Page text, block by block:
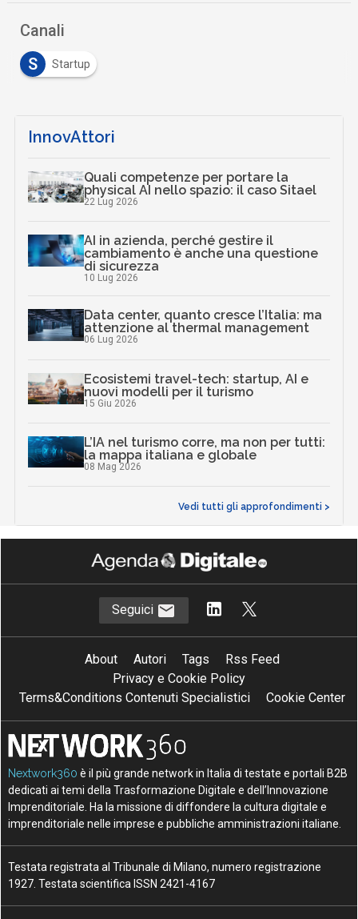
Canali
S
Startup
InnovAttori
Quali competenze per portare la
physical AI nello spazio: il caso Sitael
22 Lug 2026
AI in azienda, perché gestire il
cambiamento è anche una questione
di sicurezza
10 Lug 2026
Data center, quanto cresce l’Italia: ma
attenzione al thermal management
06 Lug 2026
Ecosistemi travel-tech: startup, AI e
nuovi modelli per il turismo
15 Giu 2026
L’IA nel turismo corre, ma non per tutti:
la mappa italiana e globale
08 Mag 2026
Vedi tutti gli approfondimenti >
Seguici
About Autori Tags
Rss Feed
Privacy e Cookie Policy
Terms&Conditions Contenuti Specialistici
Cookie Center
Nextwork360 è il più grande network in Italia di testate e portali B2B
dedicati ai temi della Trasformazione Digitale e dell’Innovazione
Imprenditoriale. Ha la missione di diffondere la cultura digitale e
imprenditoriale nelle imprese e pubbliche amministrazioni italiane.
Testata registrata al Tribunale di Milano, numero registrazione
1927. Testata scientifica ISSN 2421-4167